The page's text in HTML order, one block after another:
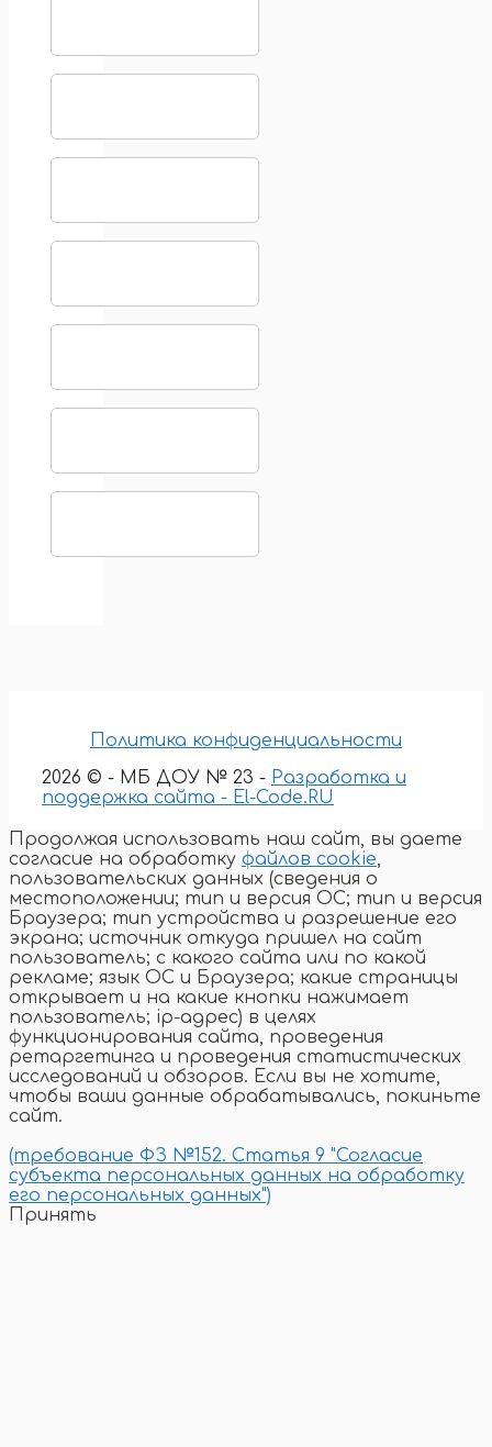
Политика конфиденциальности
2026 © - МБ ДОУ № 23 - Разработка и
поддержка сайта - El-Code.RU
Продолжая использовать наш сайт, вы даете
согласие на обработку файлов cookie,
пользовательских данных (сведения о
местоположении; тип и версия ОС; тип и версия
Браузера; тип устройства и разрешение его
экрана; источник откуда пришел на сайт
пользователь; с какого сайта или по какой
рекламе; язык ОС и Браузера; какие страницы
открывает и на какие кнопки нажимает
пользователь; ip-адрес) в целях
функционирования сайта, проведения
ретаргетинга и проведения статистических
исследований и обзоров. Если вы не хотите,
чтобы ваши данные обрабатывались, покиньте
сайт.
(требование ФЗ №152. Статья 9 "Согласие
субъекта персональных данных на обработку
его персональных данных")
Принять